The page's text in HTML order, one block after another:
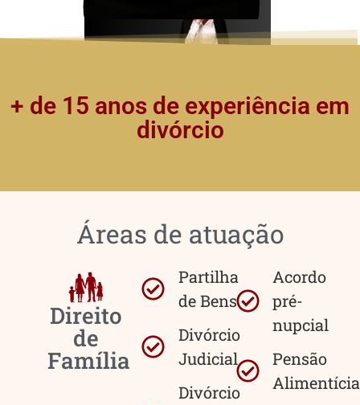
+ de 15 anos de experiência em
divórcio
Áreas de atuação
Direito
de
Família
Partilha
de Bens
Divórcio
Judicial
Divórcio
Acordo
pré-
nupcial
Pensão
Alimentícia